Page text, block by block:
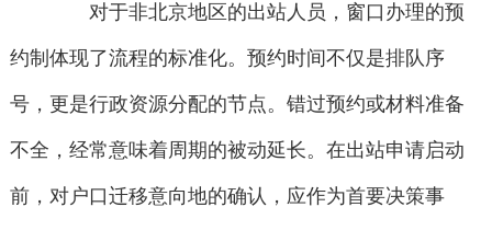
对于非北京地区的出站人员，窗口办理的预
约制体现了流程的标准化。预约时间不仅是排队序
号，更是行政资源分配的节点。错过预约或材料准备
不全，经常意味着周期的被动延长。在出站申请启动
前，对户口迁移意向地的确认，应作为首要决策事